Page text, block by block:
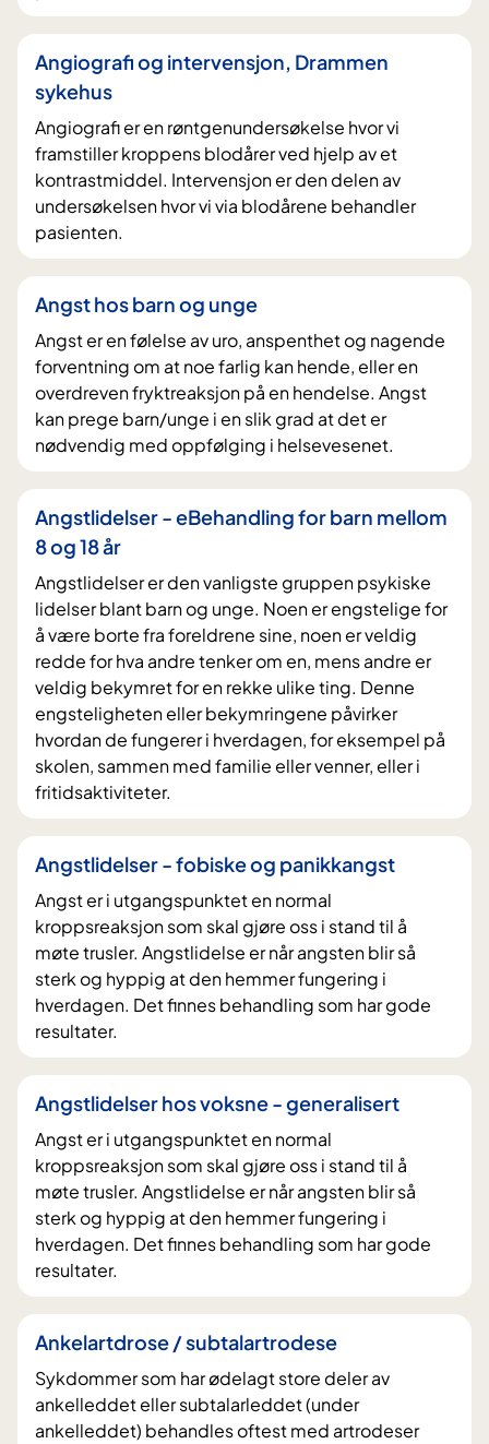
Angiografi og intervensjon, Drammen
sykehus
Angiografi er en røntgenundersøkelse hvor vi
framstiller kroppens blodårer ved hjelp av et
kontrastmiddel. Intervensjon er den delen av
undersøkelsen hvor vi via blodårene behandler
pasienten.
Angst hos barn og unge
Angst er en følelse av uro, anspenthet og nagende
forventning om at noe farlig kan hende, eller en
overdreven fryktreaksjon på en hendelse. Angst
kan prege barn/unge i en slik grad at det er
nødvendig med oppfølging i helsevesenet.
Angstlidelser - eBehandling for barn mellom
8 og 18 år
Angstlidelser er den vanligste gruppen psykiske
lidelser blant barn og unge. Noen er engstelige for
å være borte fra foreldrene sine, noen er veldig
redde for hva andre tenker om en, mens andre er
veldig bekymret for en rekke ulike ting. Denne
engsteligheten eller bekymringene påvirker
hvordan de fungerer i hverdagen, for eksempel på
skolen, sammen med familie eller venner, eller i
fritidsaktiviteter.
Angstlidelser - fobiske og panikkangst
Angst er i utgangspunktet en normal
kroppsreaksjon som skal gjøre oss i stand til å
møte trusler. Angstlidelse er når angsten blir så
sterk og hyppig at den hemmer fungering i
hverdagen. Det finnes behandling som har gode
resultater.
Angstlidelser hos voksne - generalisert
Angst er i utgangspunktet en normal
kroppsreaksjon som skal gjøre oss i stand til å
møte trusler. Angstlidelse er når angsten blir så
sterk og hyppig at den hemmer fungering i
hverdagen. Det finnes behandling som har gode
resultater.
Ankelartdrose / subtalartrodese
Sykdommer som har ødelagt store deler av
ankelleddet eller subtalarleddet (under
ankelleddet) behandles oftest med artrodeser